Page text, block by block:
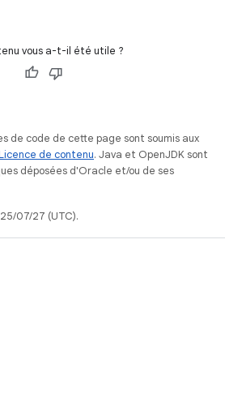
vous a-t-il été utile ?
de code de cette page sont soumis aux
de contenu. Java et OpenJDK sont
déposées d'Oracle et/ou de ses
07/27 (UTC).